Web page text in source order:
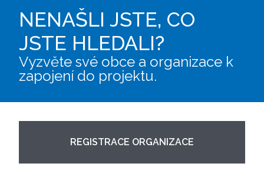
NENAŠLI JSTE, CO
JSTE HLEDALI?
Vyzvěte své obce a organizace k
zapojení do projektu.
REGISTRACE ORGANIZACE